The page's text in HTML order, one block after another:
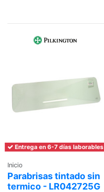
Entrega en 6-7 días laborables
Inicio
Parabrisas tintado sin
termico - LR042725G